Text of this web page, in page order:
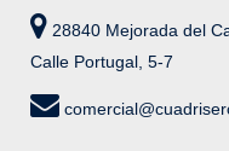
28840 Mejorada del
Calle Portugal, 5-7